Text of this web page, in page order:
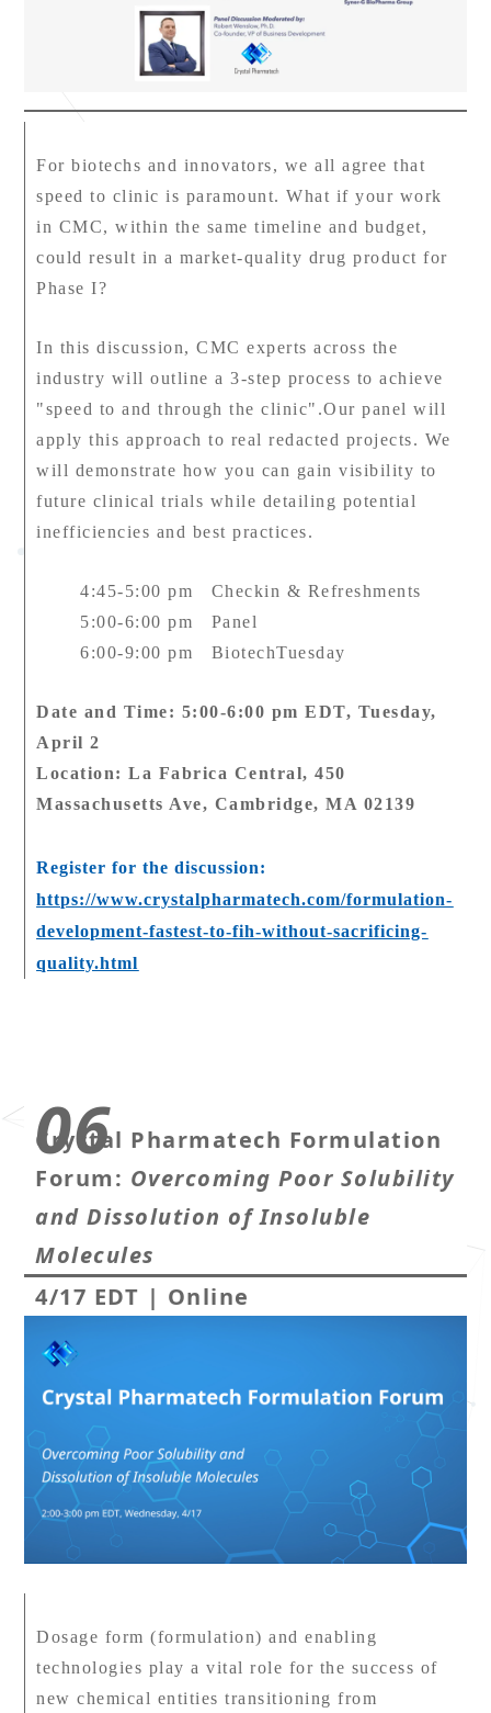
For biotechs and innovators, we all agree that
speed to clinic is paramount. What if your work
in CMC, within the same timeline and budget,
could result in a market-quality drug product for
Phase I?
In this discussion, CMC experts across the
industry will outline a 3-step process to achieve
"speed to and through the clinic" .Our panel will
apply this approach to real redacted projects. We
will demonstrate how you can gain visibility to
future clinical trials while detailing potential
inefficiencies and best practices.
4:45-5:00 pm Checkin & Refreshments
5:00-6:00 pm Panel
6:00-9:00 pm BiotechTuesday
Date and Time: 5:00-6:00 pm EDT, Tuesday,
April 2
Location: La Fabrica Central, 450
Massachusetts Ave, Cambridge, MA 02139
Register for the discussion:
https://www.crystalpharmatech.com/formulation-
development-fastest-to-fih-without-sacrificing-
quality.html
06
Crystal Pharmatech Formulation
Forum: Overcoming Poor Solubility
and Dissolution of Insoluble
Molecules
4/17 EDT | Online
Dosage form (formulation) and enabling
technologies play a vital role for the success of
new chemical entities transitioning from